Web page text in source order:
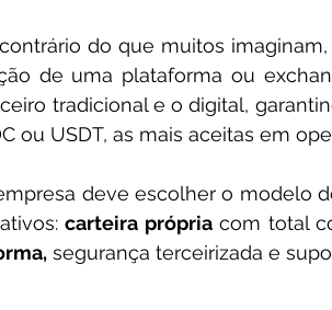
do que muitos
de uma plataforma ou
tradicional e o digital,
ou USDT, as mais aceitas em
deve escolher o modelo
carteira própria com total
segurança terceirizada e